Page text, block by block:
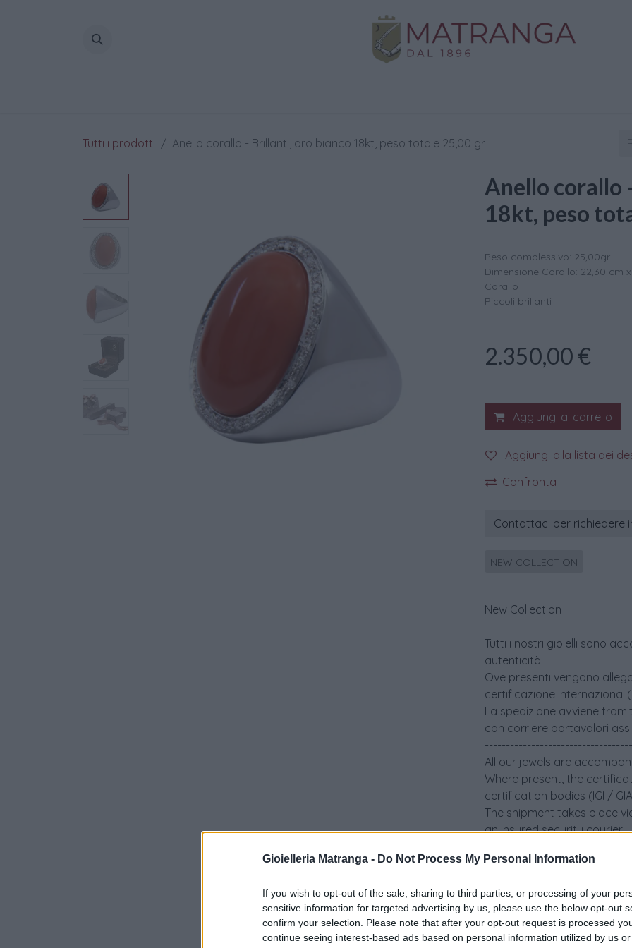
Gioielleria Matranga - Do Not Process My Personal Information
If you wish to opt-out of the sale, sharing to third parties, or processing of your
sensitive information for targeted advertising by us, please use the below opt-out
confirm your selection. Please note that after your opt-out request is processed
continue seeing interest-based ads based on personal information utilized by us
Tutti i prodotti Anello corallo - Brillanti, oro bianco 18kt, peso totale 25,00 gr
Anello corallo
18kt, peso
Peso complessivo: 25,00gr
Dimensione Corallo: 22,30 cm x
Corallo
Piccoli brillanti
2.350,00 €
Aggiungi al carrello
Aggiungi alla lista dei
Confronta
Contattaci per richiedere
NEW COLLECTION
New Collection
Tutti i nostri gioielli sono
autenticità.
Ove presenti vengono
certificazione
La spedizione avviene
con corriere portavalori
All our jewels are
Where present, the
certification bodies (IGI /
The shipment takes place
an insured security courier.